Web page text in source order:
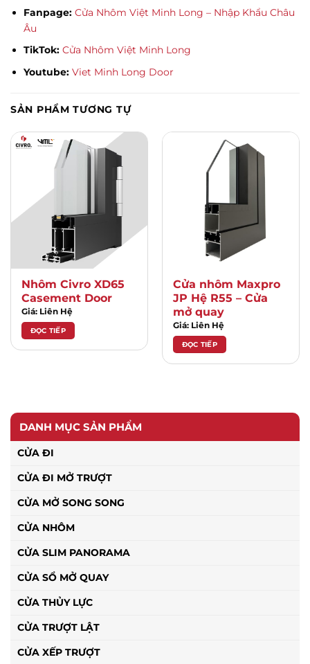
DANH MỤC SẢN PHẨM
CỬA ĐI
CỬA ĐI MỞ TRƯỢT
CỬA MỞ SONG SONG
CỬA NHÔM
CỬA SLIM PANORAMA
CỬA SỔ MỞ QUAY
CỬA THỦY LỰC
CỬA TRƯỢT LẬT
CỬA XẾP TRƯỢT
Fanpage: Cửa Nhôm Việt Minh Long – Nhập Khẩu Châu
Âu
TikTok: Cửa Nhôm Việt Minh Long
Youtube: Viet Minh Long Door
SẢN PHẨM TƯƠNG TỰ
Nhôm Civro XD65
Casement Door
Giá: Liên Hệ
ĐỌC TIẾP
Cửa nhôm Maxpro
JP Hệ R55 – Cửa
mở quay
Giá: Liên Hệ
ĐỌC TIẾP